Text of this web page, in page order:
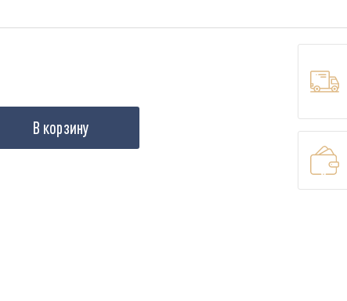
В корзину